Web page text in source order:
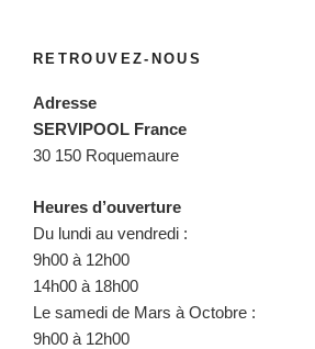
RETROUVEZ-NOUS
Adresse
SERVIPOOL France
30 150 Roquemaure
Heures d’ouverture
Du lundi au vendredi :
9h00 à 12h00
14h00 à 18h00
Le samedi de Mars à Octobre :
9h00 à 12h00